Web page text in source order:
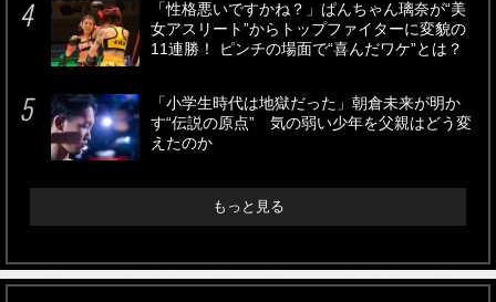
「性格悪いですかね？」ぱんちゃん璃奈が“美
女アスリート”からトップファイターに変貌の
11連勝！ ピンチの場面で“喜んだワケ”とは？
「小学生時代は地獄だった」朝倉未来が明か
す“伝説の原点” 気の弱い少年を父親はどう変
えたのか
もっと見る